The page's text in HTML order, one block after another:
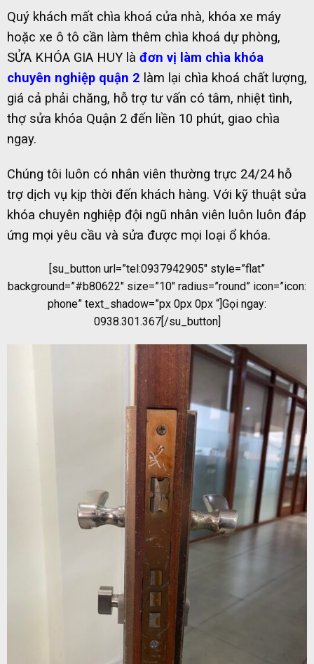
Quý khách mất chìa khoá cửa nhà, khóa xe máy
hoặc xe ô tô cần làm thêm chìa khoá dự phòng,
SỬA KHÓA GIA HUY là đơn vị làm chìa khóa
chuyên nghiệp quận 2 làm lại chìa khoá chất lượng,
giá cả phải chăng, hỗ trợ tư vấn có tâm, nhiệt tình,
thợ sửa khóa Quận 2 đến liền 10 phút, giao chìa
ngay.
Chúng tôi luôn có nhân viên thường trực 24/24 hỗ
trợ dịch vụ kịp thời đến khách hàng. Với kỹ thuật sửa
khóa chuyên nghiệp đội ngũ nhân viên luôn luôn đáp
ứng mọi yêu cầu và sửa được mọi loại ổ khóa.
[su_button url=”tel:0937942905″ style=”flat”
background=”#b80622″ size=”10″ radius=”round” icon=”icon:
phone” text_shadow=”px 0px 0px “]Gọi ngay:
0938.301.367[/su_button]